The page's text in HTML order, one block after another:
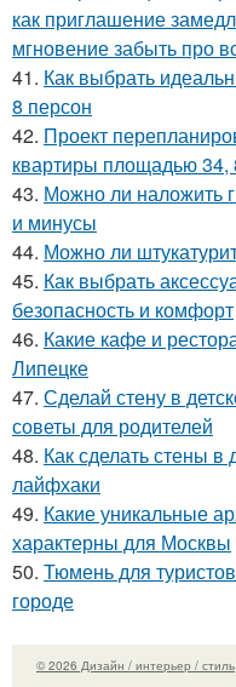
как приглашение
мгновение забыть про
41. Как выбрать
8 персон
42. Проект
квартиры площадью 34,
43. Можно ли наложить
и минусы
44. Можно ли
45. Как выбрать
безопасность и комфорт
46. Какие кафе и
Липецке
47. Сделай стену в
советы для родителей
48. Как сделать стены в
лайфхаки
49. Какие уникальные
характерны для Москвы
50. Тюмень для
городе
© 2026 Дизайн / интерьер / стиль